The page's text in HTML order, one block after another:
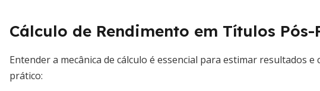
Cálculo de Rendimento em Títulos Pós-
Entender a mecânica de cálculo é essencial para estimar resultados
prático: